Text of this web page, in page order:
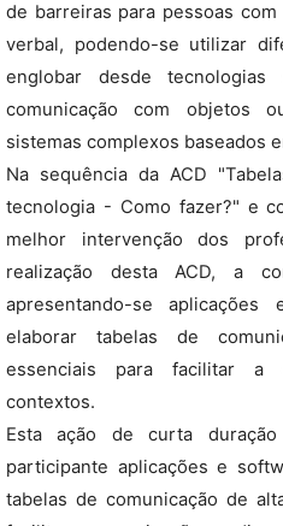
de barreiras para pessoas
verbal, podendo-se utilizar
englobar desde
comunicação com objetos
sistemas complexos baseados
Na sequência da ACD
tecnologia - Como fazer?" e
melhor intervenção dos
realização desta ACD, a
apresentando-se
elaborar tabelas de
essenciais para facilitar a
contextos.
Esta ação de curta
participante aplicações e
tabelas de comunicação de